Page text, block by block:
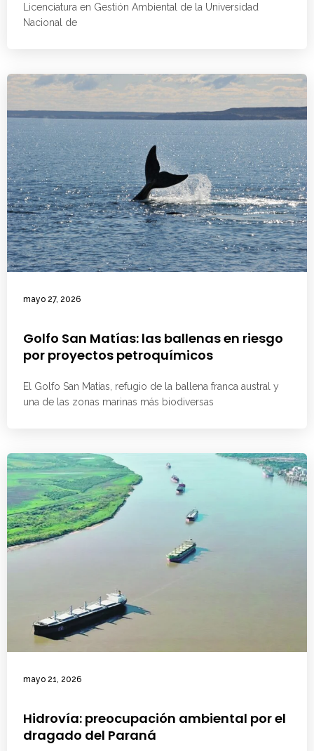
Licenciatura en Gestión Ambiental de la Universidad
Nacional de
mayo 27, 2026
Golfo San Matías: las ballenas en riesgo
por proyectos petroquímicos
El Golfo San Matías, refugio de la ballena franca austral y
una de las zonas marinas más biodiversas
mayo 21, 2026
Hidrovía: preocupación ambiental por el
dragado del Paraná